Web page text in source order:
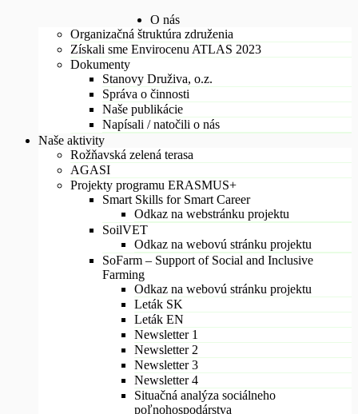
O nás
Organizačná štruktúra združenia
Získali sme Envirocenu ATLAS 2023
Dokumenty
Stanovy Druživa, o.z.
Správa o činnosti
Naše publikácie
Napísali / natočili o nás
Naše aktivity
Rožňavská zelená terasa
AGASI
Projekty programu ERASMUS+
Smart Skills for Smart Career
Odkaz na webstránku projektu
SoilVET
Odkaz na webovú stránku projektu
SoFarm – Support of Social and Inclusive
Farming
Odkaz na webovú stránku projektu
Leták SK
Leták EN
Newsletter 1
Newsletter 2
Newsletter 3
Newsletter 4
Situačná analýza sociálneho
poľnohospodárstva